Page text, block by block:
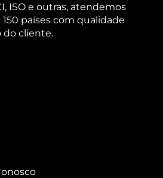
ISO e outras, atendemos
países com qualidade
do cliente.